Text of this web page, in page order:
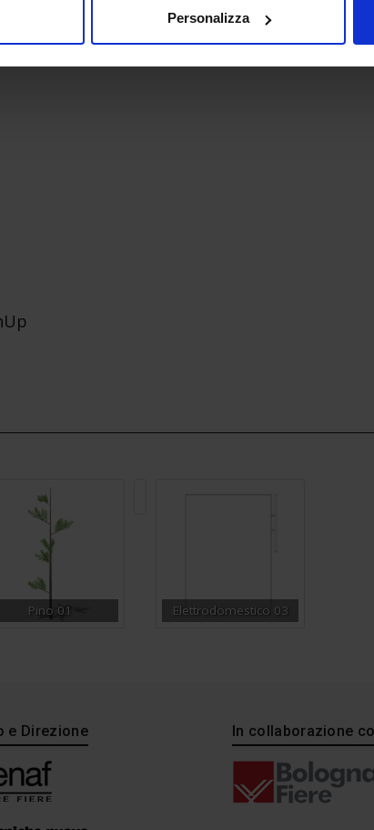
Personalizza
Pino 01 Elettrodomestico 03
e Direzione In collaborazione